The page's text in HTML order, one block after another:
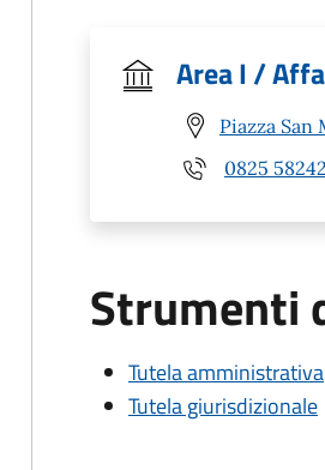
Area I /
Piazza San
0825
Strumenti
Tutela amministrativa
Tutela giurisdizionale